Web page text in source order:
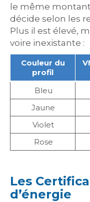
le même
décide selon les
Plus il est élevé,
voire inexistante :
Couleur du
profil
Bleu
Jaune
Violet
Rose
Les
d’énergie